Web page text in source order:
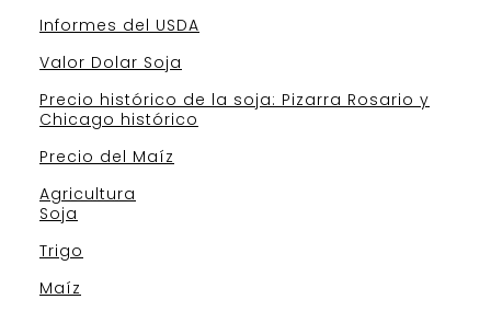
Informes del USDA
Valor Dolar Soja
Precio histórico de la soja: Pizarra Rosario y
Chicago histórico
Precio del Maíz
Agricultura
Soja
Trigo
Maíz